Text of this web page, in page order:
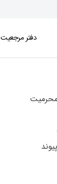
دفتر مرجعیت
محرمیت